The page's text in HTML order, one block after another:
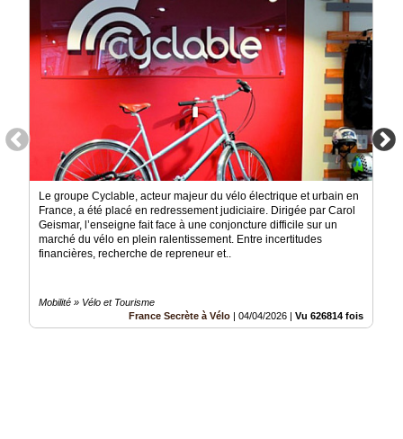
Le groupe Cyclable, acteur majeur du vélo électrique et urbain en
France, a été placé en redressement judiciaire. Dirigée par Carol
Geismar, l’enseigne fait face à une conjoncture difficile sur un
marché du vélo en plein ralentissement. Entre incertitudes
financières, recherche de repreneur et..
Mobilité » Vélo et Tourisme
France Secrète à Vélo
04/04/2026 Vu 626814 fois